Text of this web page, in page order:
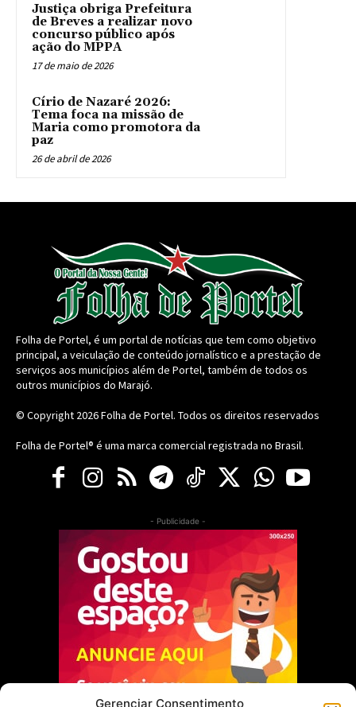
Gerenciar Consentimento
Justiça obriga Prefeitura
de Breves a realizar novo
concurso público após
ação do MPPA
17 de maio de 2026
Círio de Nazaré 2026:
Tema foca na missão de
Maria como promotora da
paz
26 de abril de 2026
Folha de Portel, é um portal de notícias que tem como objetivo
principal, a veiculação de conteúdo jornalístico e a prestação de
serviços aos municípios além de Portel, também de todos os
outros municípios do Marajó.
© Copyright 2026Folha de Portel. Todos os direitos reservados
Folha de Portel® é uma marca comercial registrada no Brasil.
- Publicidade -